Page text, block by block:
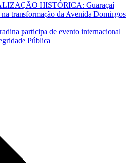
HISTÓRICA: Guaraçaí
transformação da Avenida Domingos
participa de evento internacional
Pública